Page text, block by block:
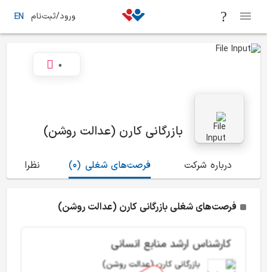
ورود/ثبت‌نام EN
بازرگانی کارن (عدالت روشن)
0
درباره شرکت (0) فرصت‌های شغلی نظرات
فرصت‌های شغلی بازرگانی کارن (عدالت روشن)
کارشناس ارشد منابع انسانی
بازرگانی کارن (عدالت روشن)